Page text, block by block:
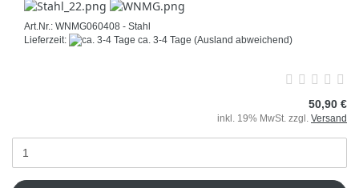
Art.Nr.: WNMG060408 - Stahl
Lieferzeit:
ca. 3-4 Tage (Ausland abweichend)
50,90 €
inkl. 19% MwSt. zzgl. Versand